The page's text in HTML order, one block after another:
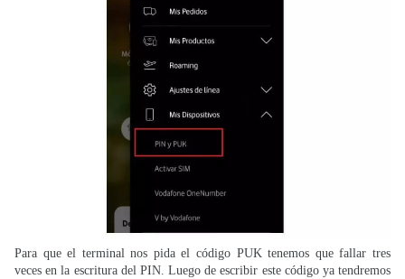
Para que el terminal nos pida el código PUK tenemos que fallar tres
veces en la escritura del PIN. Luego de escribir este código ya tendremos